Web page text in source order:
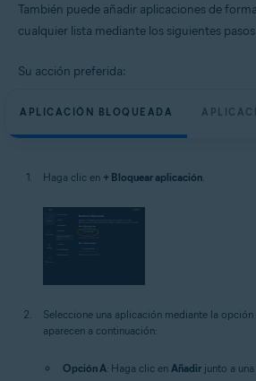
También puede añadir aplicaciones de
cualquier lista mediante los siguientes
Su acción preferida:
APLICACIÓN BLOQUEADA
Haga clic en + Bloquear aplicación
Seleccione una aplicación mediante la
aparecen a continuación:
Opción A: Haga clic en Añadir junto a